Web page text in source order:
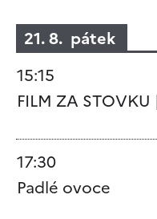
21. 8. pátek
15:15
FILM ZA
17:30
Padlé ovoce